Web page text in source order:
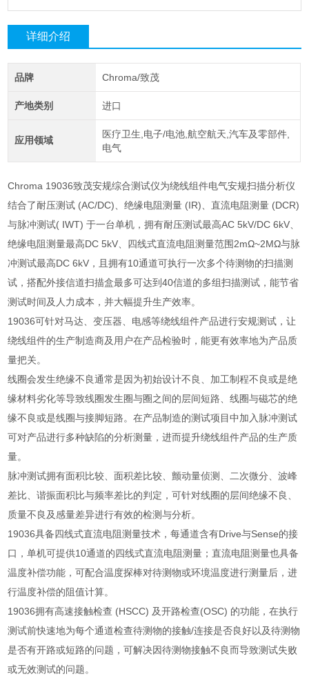
详细介绍
品牌 Chroma/致茂
产地类别 进口
应用领域
医疗卫生,电子/电池,航空航天,汽车及零部件,
电气
Chroma 19036致茂安规综合测试仪为绕线组件电气安规扫描分析仪
结合了耐压测试 (AC/DC) 、绝缘电阻测量 (IR) 、直流电阻测量 (DCR)
与脉冲测试( IWT)于一台单机，拥有耐压测试最高AC 5kV/DC 6kV
绝缘电阻测量最高DC 5kV 、四线式直流电阻测量范围2mΩ~2MΩ与脉
冲测试最高DC 6kV ，且拥有10通道可执行一次多个待测物的扫描测
试，搭配外接信道扫描盒最多可达到40信道的多组扫描测试，能节省
测试时间及人力成本，并大幅提升生产效率。
19036可针对马达、变压器、电感等绕线组件产品进行安规测试，让
绕线组件的生产制造商及用户在产品检验时，能更有效率地为产品质
量把关。
线圈会发生绝缘不良通常是因为初始设计不良、加工制程不良或是绝
缘材料劣化等导致线圈发生圈与圈之间的层间短路、线圈与磁芯的绝
缘不良或是线圈与接脚短路。在产品制造的测试项目中加入脉冲测试
可对产品进行多种缺陷的分析测量，进而提升绕线组件产品的生产质
量。
脉冲测试拥有面积比较、面积差比较、颤动量侦测、二次微分、波峰
差比、谐振面积比与频率差比的判定，可针对线圈的层间绝缘不良、
质量不良及感量差异进行有效的检测与分析。
19036具备四线式直流电阻测量技术，每通道含有Drive与Sense的接
口，单机可提供10通道的四线式直流电阻测量；直流电阻测量也具备
温度补偿功能，可配合温度探棒对待测物或环境温度进行测量后，进
行温度补偿的阻值计算。
19036拥有高速接触检查 (HSCC) 及开路检查(OSC) 的功能，在执行
测试前快速地为每个通道检查待测物的接触/连接是否良好以及待测物
是否有开路或短路的问题，可解决因待测物接触不良而导致测试失败
或无效测试的问题。